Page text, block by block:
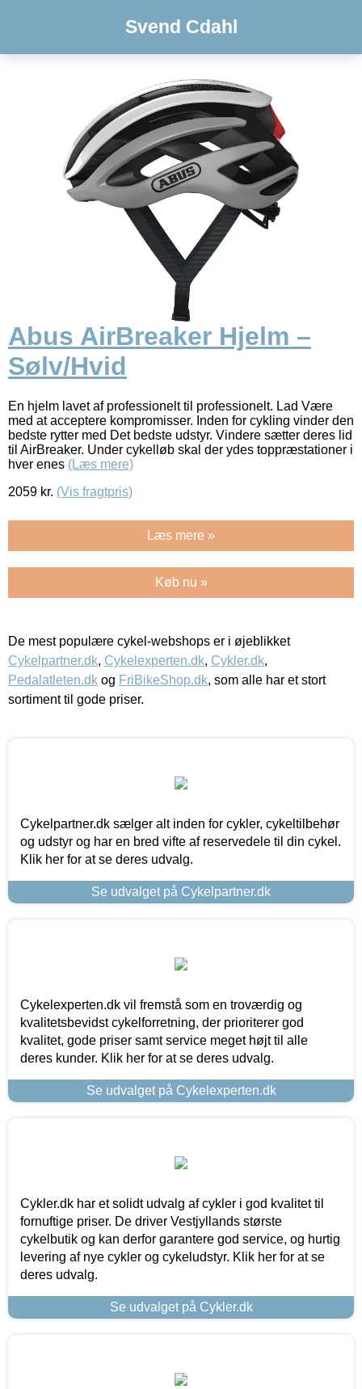
Svend Cdahl
Abus AirBreaker Hjelm –
Sølv/Hvid
En hjelm lavet af professionelt til professionelt. Lad Være
med at acceptere kompromisser. Inden for cykling vinder den
bedste rytter med Det bedste udstyr. Vindere sætter deres lid
til AirBreaker. Under cykelløb skal der ydes toppræstationer i
hver enes (Læs mere)
2059 kr. (Vis fragtpris)
Læs mere »
Køb nu »
De mest populære cykel-webshops er i øjeblikket
Cykelpartner.dk, Cykelexperten.dk, Cykler.dk,
Pedalatleten.dk og FriBikeShop.dk, som alle har et stort
sortiment til gode priser.
Cykelpartner.dk sælger alt inden for cykler, cykeltilbehør
og udstyr og har en bred vifte af reservedele til din cykel.
Klik her for at se deres udvalg.
Se udvalget på Cykelpartner.dk
Cykelexperten.dk vil fremstå som en troværdig og
kvalitetsbevidst cykelforretning, der prioriterer god
kvalitet, gode priser samt service meget højt til alle
deres kunder. Klik her for at se deres udvalg.
Se udvalget på Cykelexperten.dk
Cykler.dk har et solidt udvalg af cykler i god kvalitet til
fornuftige priser. De driver Vestjyllands største
cykelbutik og kan derfor garantere god service, og hurtig
levering af nye cykler og cykeludstyr. Klik her for at se
deres udvalg.
Se udvalget på Cykler.dk